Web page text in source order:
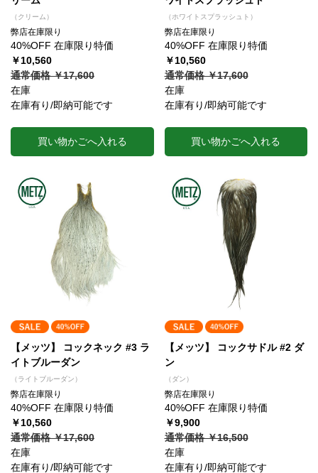
（クリーム）
弊店在庫限り
40%OFF 在庫限り特価
￥10,560
通常価格 ￥17,600
在庫
在庫有り/即納可能です
買い物かごへ入れる
（ホワイトスプラッシュト）
弊店在庫限り
40%OFF 在庫限り特価
￥10,560
通常価格 ￥17,600
在庫
在庫有り/即納可能です
買い物かごへ入れる
【メッツ】 コックネック #3 ラ
イトブルーダン
（ライトブルーダン）
弊店在庫限り
40%OFF 在庫限り特価
￥10,560
通常価格 ￥17,600
在庫
在庫有り/即納可能です
【メッツ】 コックサドル #2 ダ
ン
（ダン）
弊店在庫限り
40%OFF 在庫限り特価
￥9,900
通常価格 ￥16,500
在庫
在庫有り/即納可能です